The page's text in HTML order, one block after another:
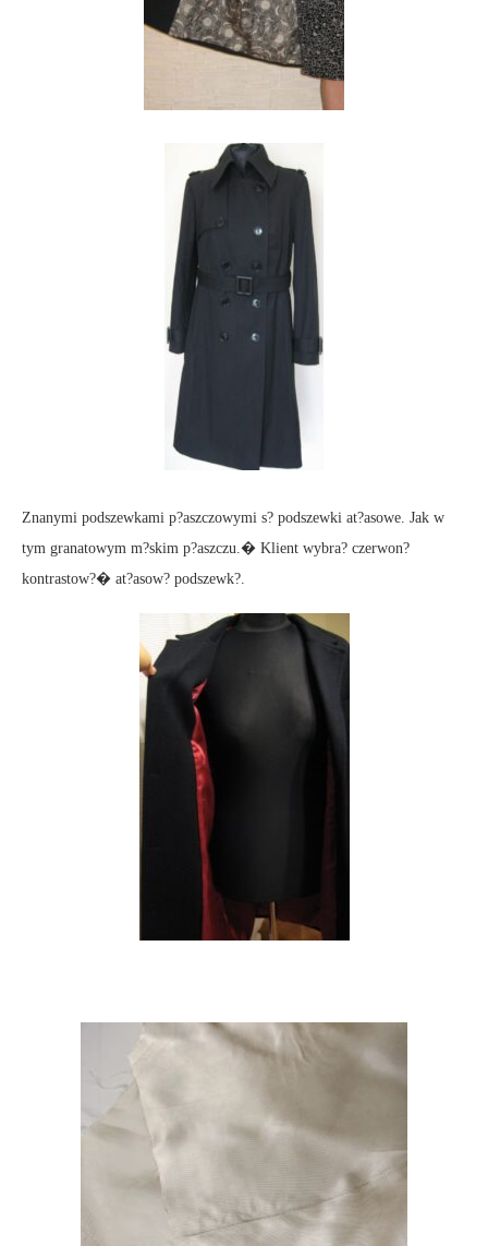
Znanymi podszewkami p?aszczowymi s? podszewki at?asowe. Jak w
tym granatowym m?skim p?aszczu.� Klient wybra? czerwon?
kontrastow?� at?asow? podszewk?.